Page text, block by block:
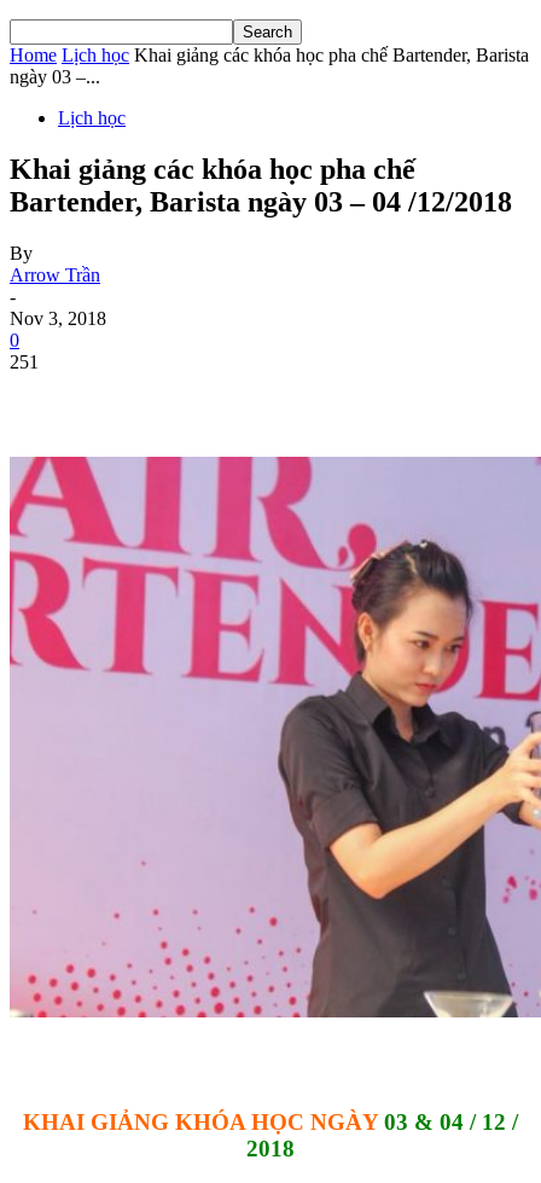
Home Lịch học Khai giảng các khóa học pha chế Bartender, Barista
ngày 03 –...
Lịch học
Khai giảng các khóa học pha chế
Bartender, Barista ngày 03 – 04 /12/2018
By
Arrow Trần
-
Nov 3, 2018
0
251
KHAI GIẢNG KHÓA HỌC NGÀY03 & 04 / 12 /
2018